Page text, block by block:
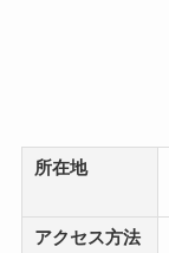
所在地
アクセス方法